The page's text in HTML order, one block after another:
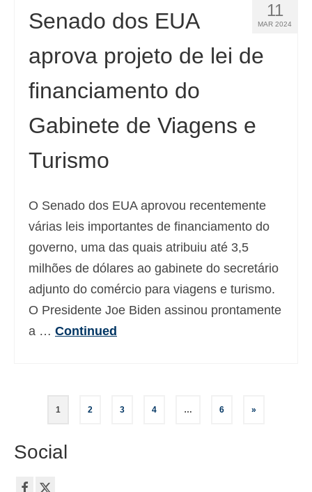
11
MAR 2024
Senado dos EUA
aprova projeto de lei de
financiamento do
Gabinete de Viagens e
Turismo
O Senado dos EUA aprovou recentemente
várias leis importantes de financiamento do
governo, uma das quais atribuiu até 3,5
milhões de dólares ao gabinete do secretário
adjunto do comércio para viagens e turismo.
O Presidente Joe Biden assinou prontamente
a … Continued
Paginação
dos
conteúdos
1 2 3 4 … 6 »
Social